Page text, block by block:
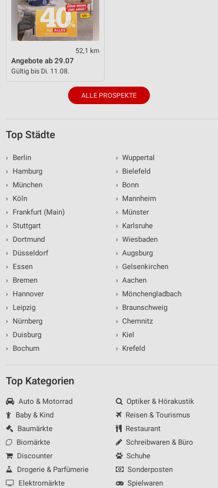
52,1 km
Angebote ab 29.07
Gültig bis Di. 11.08.
ALLE PROSPEKTE
Top Städte
›
Berlin
›
Hamburg
›
München
›
Köln
›
Frankfurt (Main)
› Stuttgart
›
Dortmund
›
Düsseldorf
›
Essen
›
Bremen
›
Hannover
›
Leipzig
›
Nürnberg
›
Duisburg
›
Bochum
› Wuppertal
› Bielefeld
› Bonn
› Mannheim
› Münster
› Karlsruhe
› Wiesbaden
› Augsburg
› Gelsenkirchen
› Aachen
› Mönchengladbach
› Braunschweig
› Chemnitz
› Kiel
› Krefeld
Top Kategorien
Auto & Motorrad
Baby & Kind
Baumärkte
Biomärkte
Discounter
Drogerie & Parfümerie
Elektromärkte
Optiker & Hörakustik
Reisen & Tourismus
Restaurant
Schreibwaren & Büro
Schuhe
Sonderposten
Spielwaren